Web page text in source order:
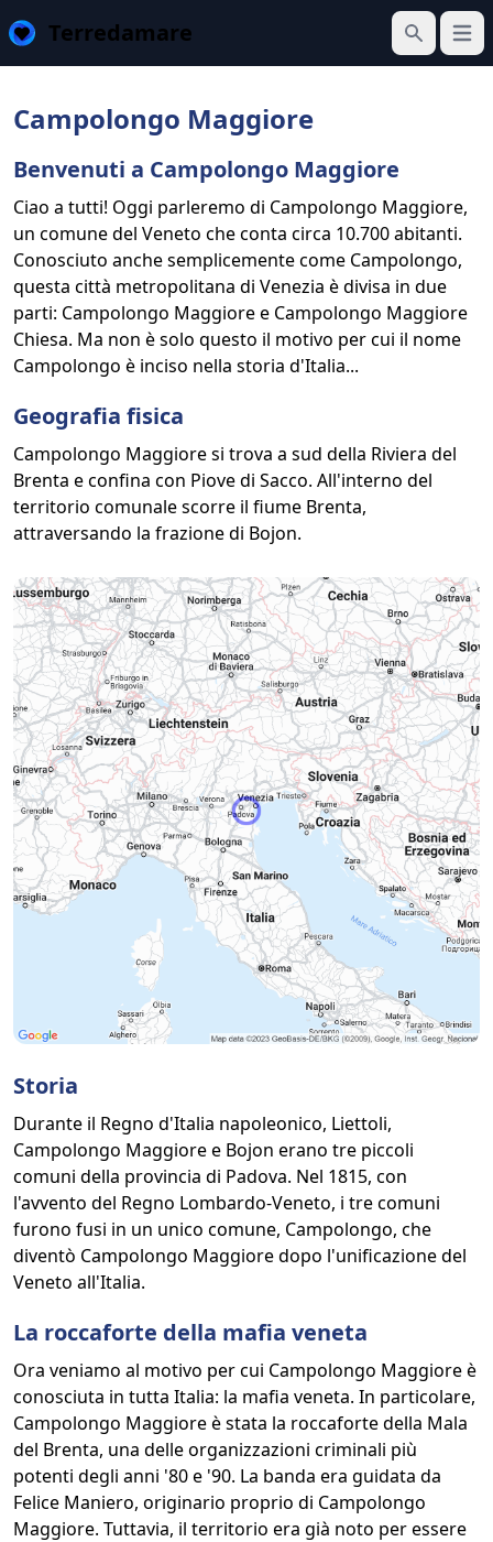
Terredamare
Cerca
Apri
Campolongo Maggiore
Benvenuti a Campolongo Maggiore
Ciao a tutti! Oggi parleremo di Campolongo Maggiore,
un comune del Veneto che conta circa 10.700 abitanti.
Conosciuto anche semplicemente come Campolongo,
questa città metropolitana di Venezia è divisa in due
parti: Campolongo Maggiore e Campolongo Maggiore
Chiesa. Ma non è solo questo il motivo per cui il nome
Campolongo è inciso nella storia d'Italia...
Geografia fisica
Campolongo Maggiore si trova a sud della Riviera del
Brenta e confina con Piove di Sacco. All'interno del
territorio comunale scorre il fiume Brenta,
attraversando la frazione di Bojon.
Storia
Durante il Regno d'Italia napoleonico, Liettoli,
Campolongo Maggiore e Bojon erano tre piccoli
comuni della provincia di Padova. Nel 1815, con
l'avvento del Regno Lombardo-Veneto, i tre comuni
furono fusi in un unico comune, Campolongo, che
diventò Campolongo Maggiore dopo l'unificazione del
Veneto all'Italia.
La roccaforte della mafia veneta
Ora veniamo al motivo per cui Campolongo Maggiore è
conosciuta in tutta Italia: la mafia veneta. In particolare,
Campolongo Maggiore è stata la roccaforte della Mala
del Brenta, una delle organizzazioni criminali più
potenti degli anni '80 e '90. La banda era guidata da
Felice Maniero, originario proprio di Campolongo
Maggiore. Tuttavia, il territorio era già noto per essere